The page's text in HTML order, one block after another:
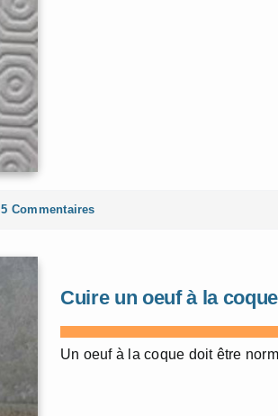
5 Commentaires
Cuire un oeuf à la
Un oeuf à la coque doit être